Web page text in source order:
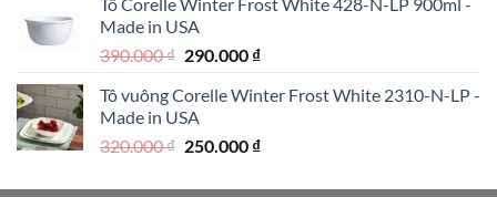
1.990.000 ₫.là:
Made in USA
390.000₫ Giá
là:
390.000 ₫.
290.000 ₫Giá
tại
290.000 ₫.
Tô vuông Corelle Winter Frost White 2310-N-LP -
Made in USA
320.000₫ Giá
là:
250.000 ₫Giá
tại